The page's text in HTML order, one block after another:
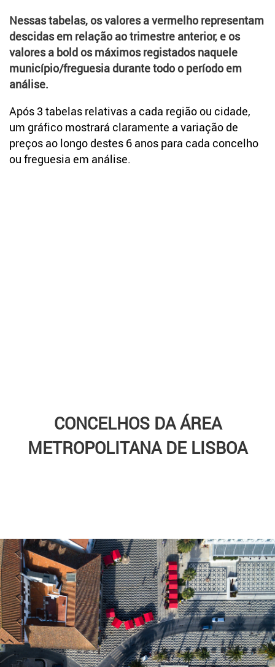
Nessas tabelas, os valores a vermelho representam
descidas em relação ao trimestre anterior, e os
valores a bold os máximos registados naquele
município/freguesia durante todo o período em
análise.
Após 3 tabelas relativas a cada região ou cidade,
um gráfico mostrará claramente a variação de
preços ao longo destes 6 anos para cada concelho
ou freguesia em análise.
CONCELHOS DA ÁREA
METROPOLITANA DE LISBOA